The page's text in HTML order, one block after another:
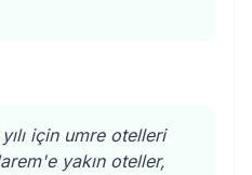
için umre otelleri
yakın oteller,